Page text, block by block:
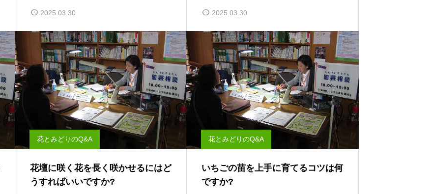
2025.03.30 2025.03.30
花とみどりのQ&A
花壇に咲く花を長く咲かせるにはど
うすればいいですか?
花とみどりのQ&A
いちごの苗を上手に育てるコツは何
ですか?